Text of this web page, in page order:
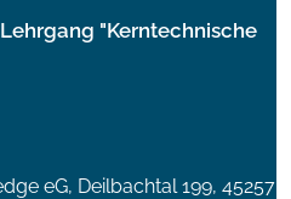
"Kerntechnische
eG, Deilbachtal 199, 45257